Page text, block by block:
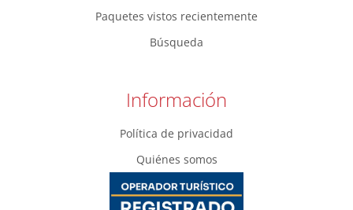
Paquetes vistos recientemente
Búsqueda
Información
Política de privacidad
Quiénes somos